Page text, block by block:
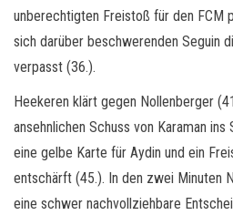
unberechtigten Freistoß für den FCM
sich darüber beschwerenden Seguin
verpasst (36.).
Heekeren klärt gegen Nollenberger
ansehnlichen Schuss von Karaman
eine gelbe Karte für Aydin und ein
entschärft (45.). In den zwei Minuten
eine schwer nachvollziehbare